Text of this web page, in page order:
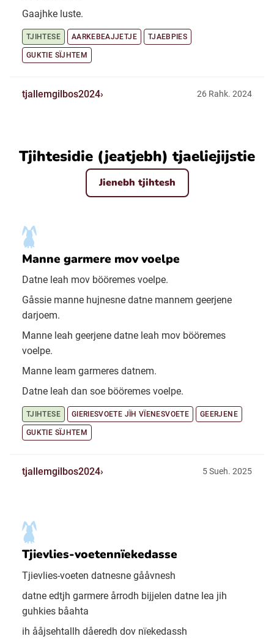
Gaajhke luste.
TJIHTESE AARKEBEAJJETJE TJAEBPIES
GUKTIE SÏJHTEM
tjallemgilbos2024 26 Rahk. 2024
Tjihtesidie (jeatjebh) tjaeliejijstie
Jienebh tjihtesh
Manne garmere mov voelpe
Datne leah mov bööremes voelpe.
Gåssie manne hujnesne datne mannem geerjene
darjoem.
Manne leah geerjene datne leah mov bööremes
voelpe.
Manne leam garmeres datnem.
Datne leah dan soe bööremes voelpe.
TJIHTESE GIERIESVOETE JÏH VÏENESVOETE GEERJENE
GUKTIE SÏJHTEM
tjallemgilbos2024 5 Sueh. 2025
Tjievlies-voetennïekedasse
Tjievlies-voeten datnesne gååvnesh
datne edtjh garmere årrodh bijjelen datne lea jih
guhkies båahta
ih ååjsehtallh dåeredh dov nïekedassh